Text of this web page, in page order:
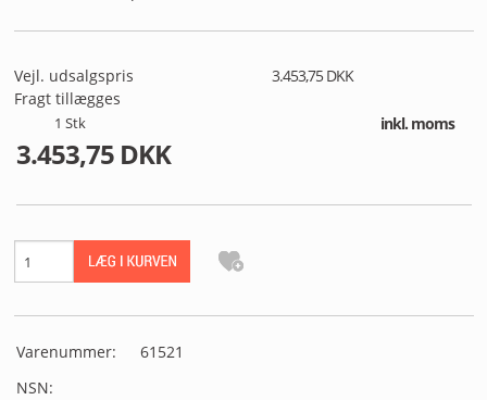
PERSONDATAPOLITIK
MIN PROFIL
B2B LOGIN
Vejl. udsalgspris
Fragt tillægges
3.453,75 DKK
1 Stk inkl. moms
3.453,75 DKK
Varenummer:
61521
NSN: